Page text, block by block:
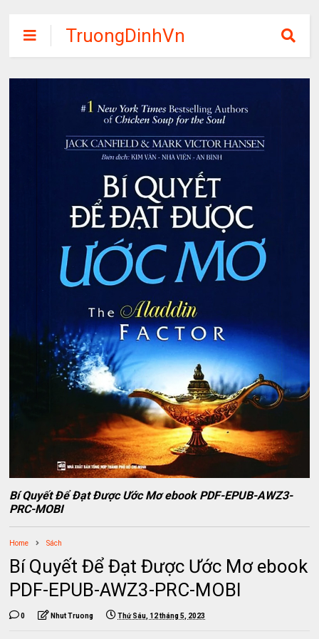
TruongDinhVn
Chia sẽ ebook,
các khóa học,
phần mềm học
tập miễn phí
Bí Quyết Để Đạt Được Ước Mơ ebook PDF-EPUB-AWZ3-
PRC-MOBI
Home Sách
Bí Quyết Để Đạt Được Ước Mơ ebook
PDF-EPUB-AWZ3-PRC-MOBI
0 Nhut Truong Thứ Sáu, 12 tháng 5, 2023